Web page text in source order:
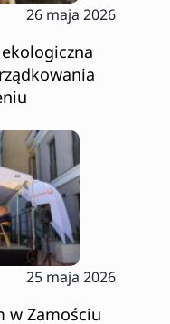
26 maja 2026
25 maja 2026
w Zamościu